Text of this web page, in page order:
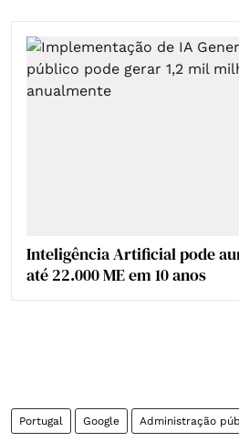
Inteligência Artificial pode
até 22.000 ME em 10 anos
Portugal Google Administração